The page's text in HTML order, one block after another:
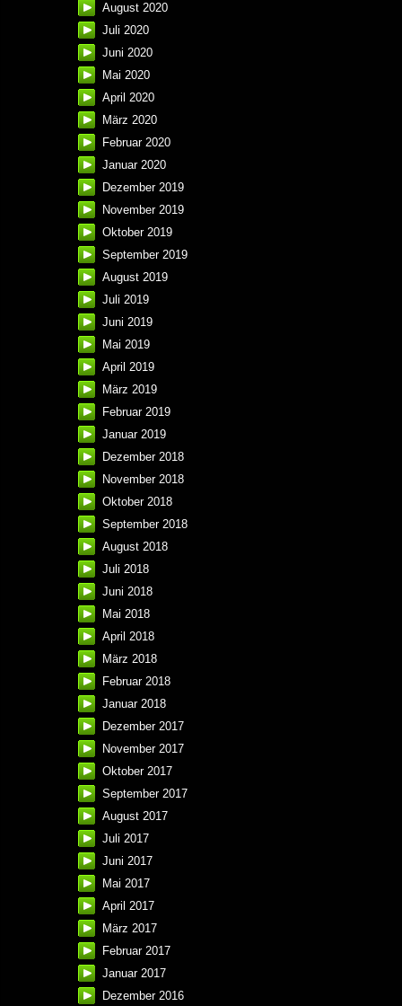
August 2020
Juli 2020
Juni 2020
Mai 2020
April 2020
März 2020
Februar 2020
Januar 2020
Dezember 2019
November 2019
Oktober 2019
September 2019
August 2019
Juli 2019
Juni 2019
Mai 2019
April 2019
März 2019
Februar 2019
Januar 2019
Dezember 2018
November 2018
Oktober 2018
September 2018
August 2018
Juli 2018
Juni 2018
Mai 2018
April 2018
März 2018
Februar 2018
Januar 2018
Dezember 2017
November 2017
Oktober 2017
September 2017
August 2017
Juli 2017
Juni 2017
Mai 2017
April 2017
März 2017
Februar 2017
Januar 2017
Dezember 2016